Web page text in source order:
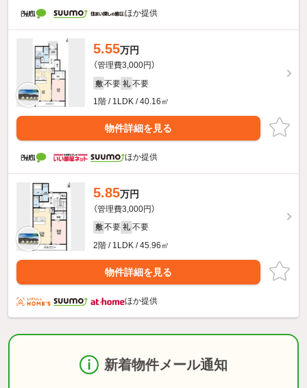
ほか提供
5.55万円
（管理費3,000円）
敷 不要 礼 不要
1階 / 1LDK / 40.16㎡
物件詳細を見る
ほか提供
5.85万円
（管理費3,000円）
敷 不要 礼 不要
2階 / 1LDK / 45.96㎡
物件詳細を見る
ほか提供
新着物件メール通知